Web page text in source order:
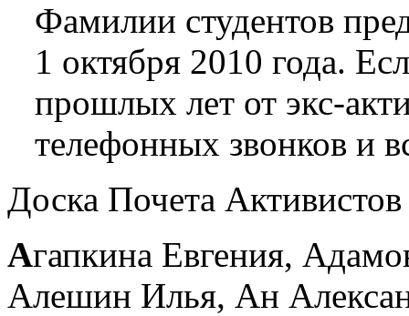
Фамилии студентов
1 октября 2010 года.
прошлых лет от экс-
телефонных звонков и
Доска Почета Активистов
Агапкина Евгения,
Алешин Илья, Ан